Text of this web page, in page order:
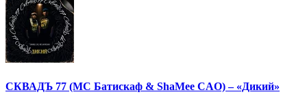
СКВАДЪ 77 (МС Батискаф & ShaMee CAO) – «Дикий»